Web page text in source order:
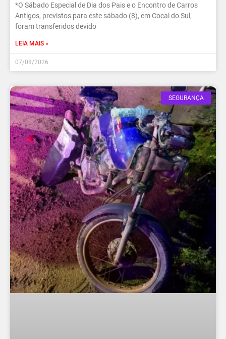
*O Sábado Especial de Dia dos Pais e o Encontro de Carros
Antigos, previstos para este sábado (8), em Cocal do Sul,
foram transferidos devido
LEIA MAIS »
07/08/2026
SEGURANÇA